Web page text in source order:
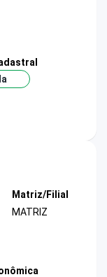
Matriz/Filial
MATRIZ